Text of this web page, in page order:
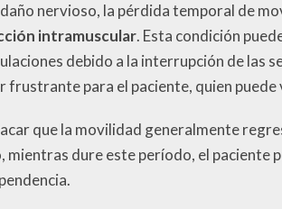
nervioso, la pérdida temporal de
intramuscular. Esta condición
debido a la interrupción de las
frustrante para el paciente, quien
que la movilidad generalmente
mientras dure este período, el